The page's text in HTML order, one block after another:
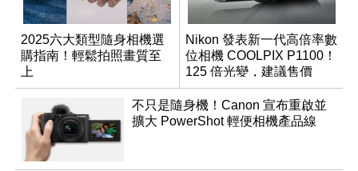
2025六大類型隨身相機選
購指南！輕鬆拍照畫質至
上
Nikon 發表新一代高倍率數
位相機 COOLPIX P1100！
125 倍光變，建議售價
NT$36,000
不只是隨身機！Canon 宣布重啟並
擴大 PowerShot 輕便相機產品線